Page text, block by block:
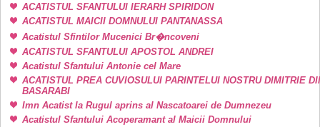
ACATISTUL SFANTULUI IERARH SPIRIDON
ACATISTUL MAICII DOMNULUI PANTANASSA
Acatistul Sfintilor Mucenici Br�ncoveni
ACATISTUL SFANTULUI APOSTOL ANDREI
Acatistul Sfantului Antonie cel Mare
ACATISTUL PREA CUVIOSULUI PARINTELUI NOSTRU DIMITRIE
BASARABI
Imn Acatist la Rugul aprins al Nascatoarei de Dumnezeu
Acatistul Sfantului Acoperamant al Maicii Domnului